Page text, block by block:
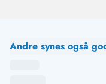
Kerstin Glindemann
Andre synes også